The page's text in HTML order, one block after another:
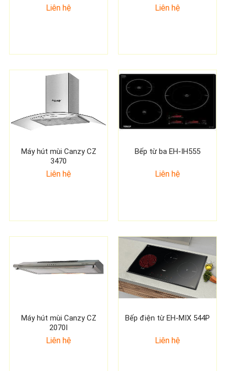
Liên hệ Liên hệ
Máy hút mùi Canzy CZ
3470
Liên hệ
Bếp từ ba EH-IH555
Liên hệ
Máy hút mùi Canzy CZ
2070I
Liên hệ
Bếp điện từ EH-MIX 544P
Liên hệ